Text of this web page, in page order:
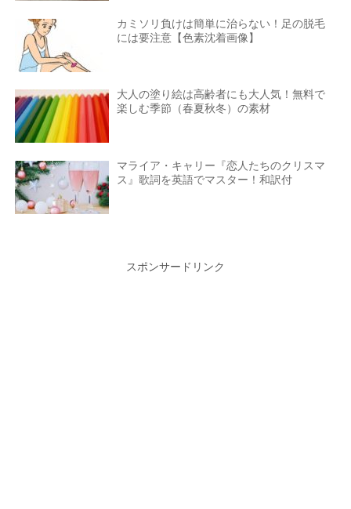
カミソリ負けは簡単に治らない！足の脱毛
には要注意【色素沈着画像】
大人の塗り絵は高齢者にも大人気！無料で
楽しむ季節（春夏秋冬）の素材
マライア・キャリー『恋人たちのクリスマ
ス』歌詞を英語でマスター！和訳付
スポンサードリンク